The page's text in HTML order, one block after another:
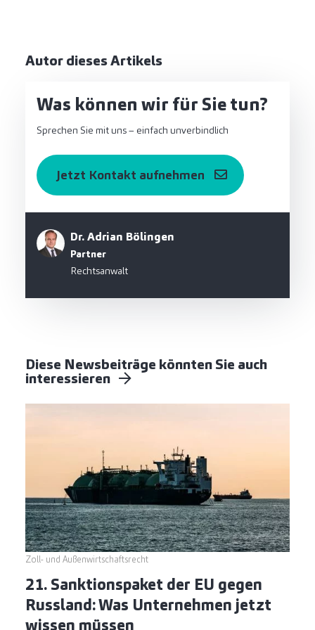
Autor dieses Artikels
Dr. Adrian Bölingen
Partner
Rechtsanwalt
Was können wir für Sie tun?
Sprechen Sie mit uns – einfach unverbindlich
Jetzt Kontakt aufnehmen
Diese Newsbeiträge könnten Sie auch
interessieren
Zoll- und Außenwirtschaftsrecht
21. Sanktionspaket der EU gegen
Russland: Was Unternehmen jetzt
wissen müssen